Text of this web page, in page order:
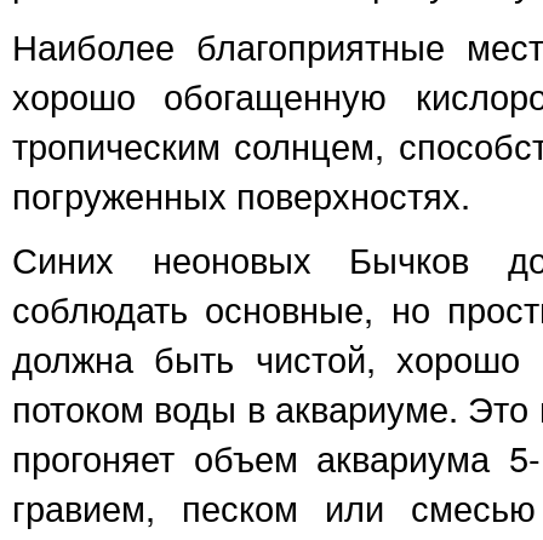
Наиболее благоприятные
хорошо обогащенную
тропическим солнцем,
погруженных поверхностях.
Синих неоновых Бычков
соблюдать основные, но
должна быть чистой,
потоком воды в аквариуме. Это
прогоняет объем аквариума
гравием, песком или